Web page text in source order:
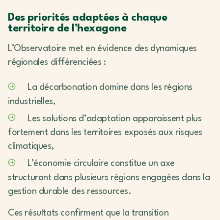
Des priorités adaptées à chaque
territoire de l’hexagone
L’Observatoire met en évidence des dynamiques
régionales différenciées :
La décarbonation domine dans les régions
industrielles,
Les solutions d’adaptation apparaissent plus
fortement dans les territoires exposés aux risques
climatiques,
L’économie circulaire constitue un axe
structurant dans plusieurs régions engagées dans la
gestion durable des ressources.
Ces résultats confirment que la transition